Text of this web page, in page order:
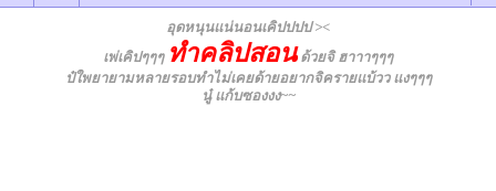
อุดหนุนแน่นอนเคิปปปป ><
เพ่เคิปๆๆๆ ทำคลิปสอนด้วยจิ ฮาาาๆๆๆ
ป๋ใพยายามหลายรอบทำไม่เคยด้ายอยากจิครายแบ้วว แงๆๆๆ
นู๋ แก้บซองงง~~